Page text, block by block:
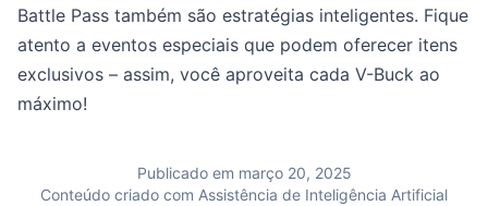
Battle Pass também são estratégias inteligentes. Fique
atento a eventos especiais que podem oferecer itens
exclusivos – assim, você aproveita cada V-Buck ao
máximo!
Publicado em março 20, 2025
Conteúdo criado com Assistência de Inteligência Artificial